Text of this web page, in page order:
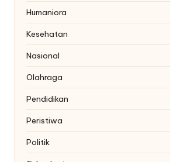
Humaniora
Kesehatan
Nasional
Olahraga
Pendidikan
Peristiwa
Politik